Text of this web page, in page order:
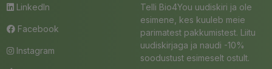
LinkedIn
Facebook
Instagram
Telli Bio4You uudiskiri ja ole
esimene, kes kuuleb meie
parimatest pakkumistest. Liitu
uudiskirjaga ja naudi -10%
soodustust esimeselt ostult.